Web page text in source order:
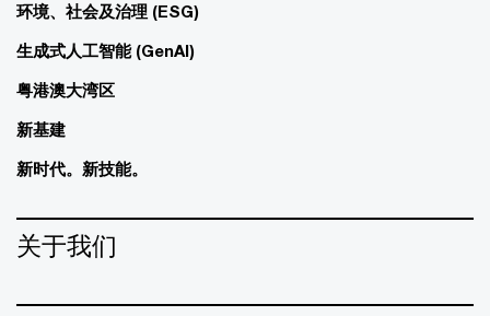
环境、社会及治理 (ESG)
生成式人工智能 (GenAI)
粤港澳大湾区
新基建
新时代。新技能。
关于我们